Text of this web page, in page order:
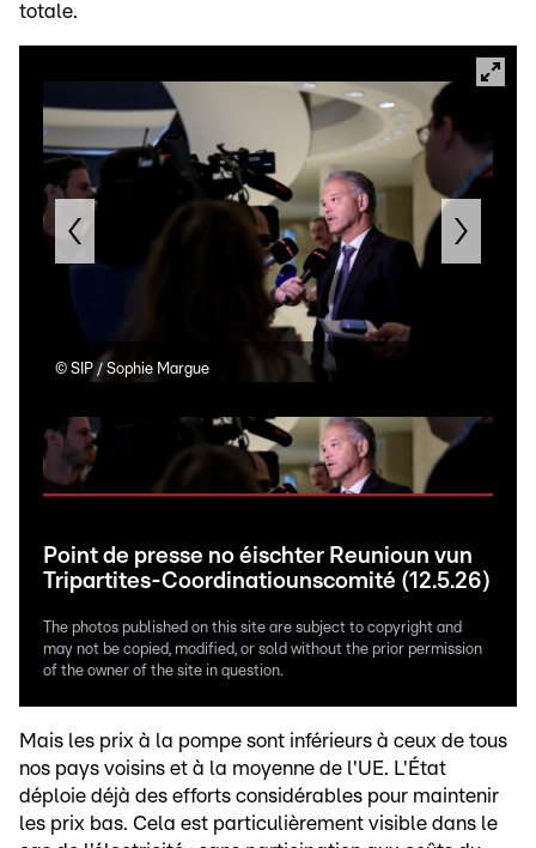
totale.
© SIP / Sophie Margue
Point de presse no éischter Reunioun vun
Tripartites-Coordinatiounscomité (12.5.26)
The photos published on this site are subject to copyright and
may not be copied, modified, or sold without the prior permission
of the owner of the site in question.
Mais les prix à la pompe sont inférieurs à ceux de tous
nos pays voisins et à la moyenne de l'UE. L'État
déploie déjà des efforts considérables pour maintenir
les prix bas. Cela est particulièrement visible dans le